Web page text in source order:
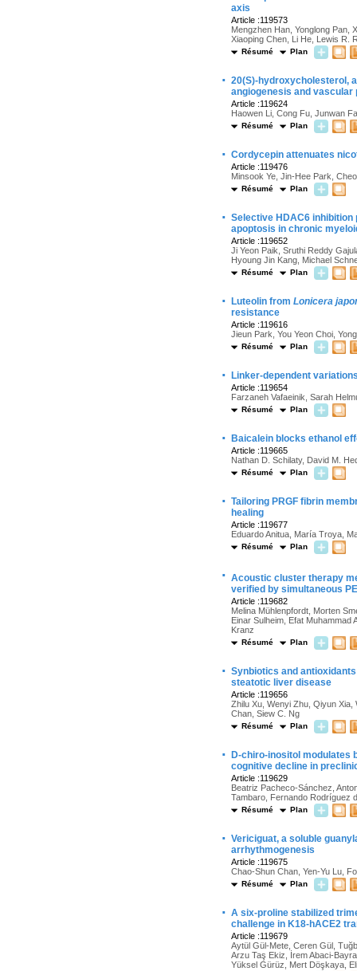
axis
Article :119573
Mengzhen Han, Yonglong Pan,
Xiaoping Chen, Li He, Lewis R.
Résumé Plan
· 20(S)-hydroxycholesterol,
angiogenesis and
Article :119624
Haowen Li, Cong Fu, Junwan
Résumé Plan
· Cordycepin attenuates
Article :119476
Minsook Ye, Jin-Hee Park,
Résumé Plan
· Selective HDAC6
apoptosis in chronic
Article :119652
Ji Yeon Paik, Sruthi Reddy
Hyoung Jin Kang, Michael
Résumé Plan
· Luteolin from Lonicera
resistance
Article :119616
Jieun Park, You Yeon Choi,
Résumé Plan
· Linker-dependent
Article :119654
Farzaneh Vafaeinik, Sarah
Résumé Plan
· Baicalein blocks ethanol
Article :119665
Nathan D. Schilaty, David M.
Résumé Plan
· Tailoring PRGF fibrin
healing
Article :119677
Eduardo Anitua, María Troya,
Résumé Plan
· Acoustic cluster therapy
verified by simultaneous
Article :119682
Melina Mühlenpfordt, Morten
Einar Sulheim, Efat
Kranz
Résumé Plan
· Synbiotics and
steatotic liver disease
Article :119656
Zhilu Xu, Wenyi Zhu, Qiyun
Chan, Siew C. Ng
Résumé Plan
·
D-chiro-inositol modulates
cognitive decline in
Article :119629
Beatriz Pacheco-Sánchez,
Tambaro, Fernando Rodríguez
Résumé Plan
· Vericiguat, a soluble
arrhythmogenesis
Article :119675
Chao-Shun Chan, Yen-Yu Lu,
Résumé Plan
· A six-proline stabilized
challenge in K18-hACE2
Article :119679
Aytül Gül-Mete, Ceren Gül,
Arzu Taş Ekiz, İrem Abaci-
Yüksel Gürüz, Mert Döşkaya,